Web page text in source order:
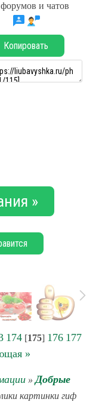
и чатов
Копировать
»
174[175] 176 177
»
» Добрые
картинки гиф